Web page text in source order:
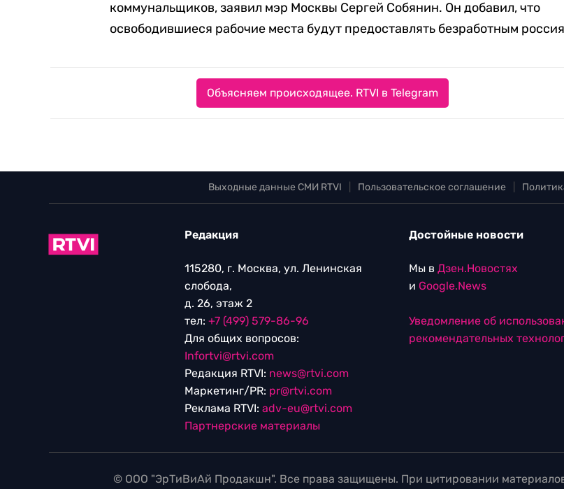
коммунальщиков, заявил мэр Москвы Сергей Собянин. Он добавил, что
освободившиеся рабочие места будут предоставлять безработным
Объясняем происходящее. RTVI в Telegram
Выходные данные СМИ RTVI Пользовательское соглашение
Редакция
115280, г. Москва, ул. Ленинская
слобода,
д. 26, этаж 2
тел: +7 (499) 579-86-96
Для общих вопросов:
Infortvi@rtvi.com
Редакция RTVI: news@rtvi.com
Маркетинг/PR: pr@rtvi.com
Реклама RTVI: adv-eu@rtvi.com
Партнерские материалы
Достойные новости
Мы в Дзен.Новостях
и Google.News
Уведомление об
рекомендательных
© ООО "ЭрТиВиАй Продакшн". Все права защищены. При цитировании